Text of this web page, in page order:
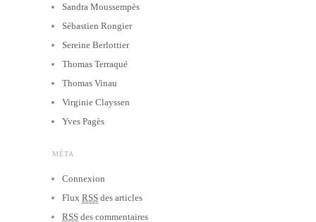
Sandra Moussempès
Sébastien Rongier
Sereine Berlottier
Thomas Terraqué
Thomas Vinau
Virginie Clayssen
Yves Pagès
MÉTA
Connexion
Flux RSS des articles
RSS des commentaires